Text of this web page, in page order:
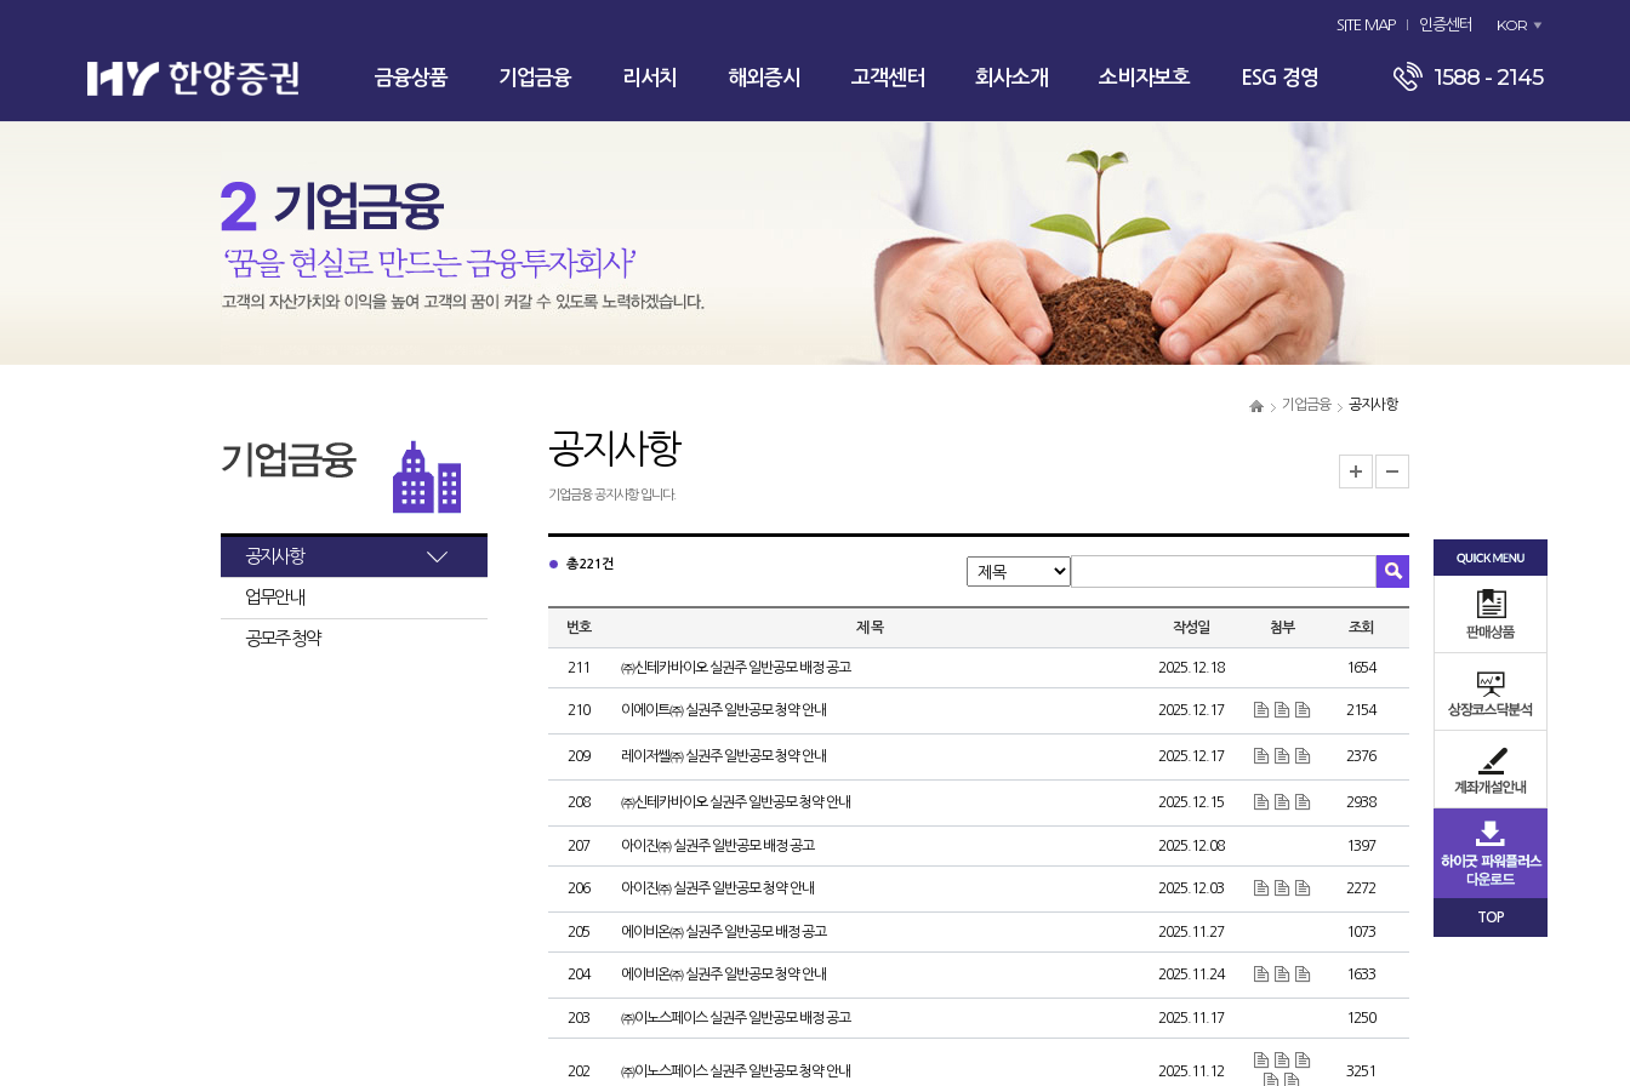
SITE MAP 인증센터 KOR
금융상품 기업금융 리서치 해외증시 고객센터 회사소개 소비자보호 ESG 경영 1588 - 2145
기업금융 공지사항
공지사항
업무안내
공모주 청약
공지사항
기업금융 공지사항 입니다.
총 221건
번호 제 목 작성일 첨부 조회
211 ㈜신테카바이오 실권주 일반공모 배정 공고 2025.12.18 1654
210 이에이트㈜ 실권주 일반공모 청약 안내 2025.12.17 2154
209 레이저쎌㈜ 실권주 일반공모 청약 안내 2025.12.17 2376
208 ㈜신테카바이오 실권주 일반공모 청약 안내 2025.12.15 2938
207 아이진㈜ 실권주 일반공모 배정 공고 2025.12.08 1397
206 아이진㈜ 실권주 일반공모 청약 안내 2025.12.03 2272
205 에이비온㈜ 실권주 일반공모 배정 공고 2025.11.27 1073
204 에이비온㈜ 실권주 일반공모 청약 안내 2025.11.24 1633
203 ㈜이노스페이스 실권주 일반공모 배정 공고 2025.11.17 1250
202 ㈜이노스페이스 실권주 일반공모 청약 안내 2025.11.12 3251
TOP